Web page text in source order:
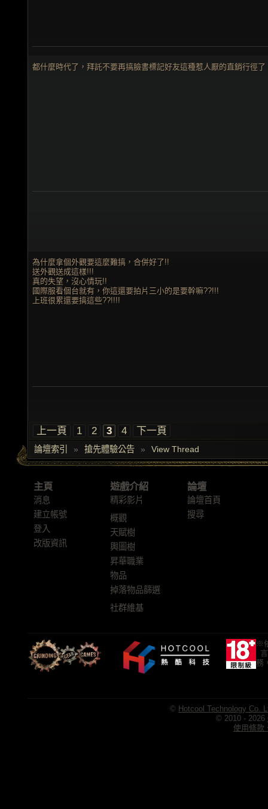
都什麼時代了，拜託不要再搞臉書標記好友這種惹人厭的直銷行徑了
為什麼拿個外觀要這麼難搞，合併好了!!
送外觀送成這樣!!!
真的失望，沒心情玩!!
國際服看個台就有，你這還要拍片三小的是要幹嘛??!!!
上班很累還要搞這些??!!!!
上一頁 1 2 3 4 下一頁
論壇索引 » 搶先體驗公告 » View Thread
主頁
消息
建立帳號
登入
改版資訊
遊戲介紹
精彩影片
概觀
天賦樹
輿圖樹
昇華職業
物品
掉落物品篩選
社群維基
論壇
論壇首頁
搜尋
※
務
© Hotcool Technology Co.
© 2010 - 2026
使用條款